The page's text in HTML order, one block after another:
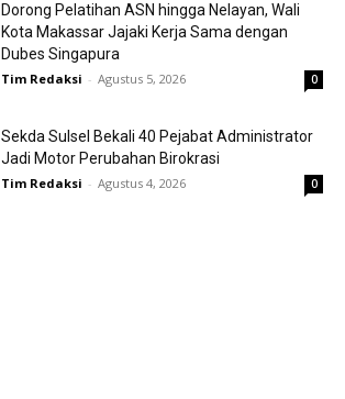
Dorong Pelatihan ASN hingga Nelayan, Wali
Kota Makassar Jajaki Kerja Sama dengan
Dubes Singapura
Tim Redaksi - Agustus 5, 2026 0
Sekda Sulsel Bekali 40 Pejabat Administrator
Jadi Motor Perubahan Birokrasi
Tim Redaksi - Agustus 4, 2026 0